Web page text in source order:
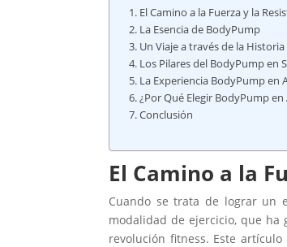
El Camino a la Fuerza y la
La Esencia de BodyPump
Un Viaje a través de la
Los Pilares del BodyPump en
La Experiencia BodyPump en
¿Por Qué Elegir BodyPump en
Conclusión
El Camino a la
Cuando se trata de lograr un
modalidad de ejercicio, que ha
revolución fitness. Este